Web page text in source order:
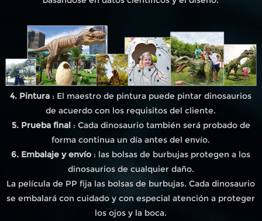
4. Pintura : El maestro de pintura puede pintar dinosaurios
de acuerdo con los requisitos del cliente.
5. Prueba final: Cada dinosaurio también será probado de
forma continua un día antes del envío.
6. Embalaje y envío : las bolsas de burbujas protegen a los
dinosaurios de cualquier daño.
La película de PP fija las bolsas de burbujas. Cada dinosaurio
se embalará con cuidado y con especial atención a proteger
los ojos y la boca.